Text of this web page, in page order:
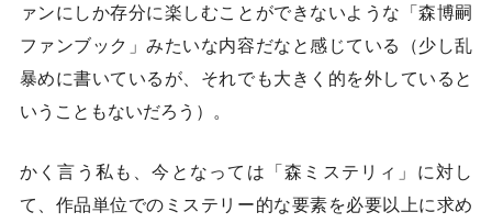
ァンにしか存分に楽しむことができないような「森博嗣
ファンブック」みたいな内容だなと感じている（少し乱
暴めに書いているが、それでも大きく的を外していると
いうこともないだろう）。
かく言う私も、今となっては「森ミステリィ」に対し
て、作品単位でのミステリー的な要素を必要以上に求め